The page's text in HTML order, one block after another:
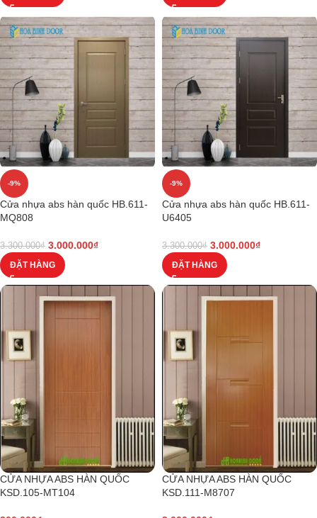
-9%
Cửa nhựa abs hàn quốc HB.611-
MQ808
3.300.000₫ 3.000.000₫
ĐẶT HÀNG
-9%
Cửa nhựa abs hàn quốc HB.611-
U6405
3.300.000₫ 3.000.000₫
ĐẶT HÀNG
CỬA NHỰA ABS HÀN QUỐC
KSD.105-MT104
CỬA NHỰA ABS HÀN QUỐC
KSD.111-M8707